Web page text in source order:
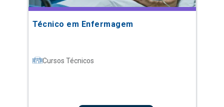
Técnico em Enfermagem
Cursos Técnicos